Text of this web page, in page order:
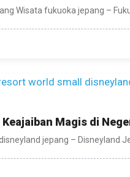
Wisata fukuoka jepang –
Magis di
jepang – Disneyland